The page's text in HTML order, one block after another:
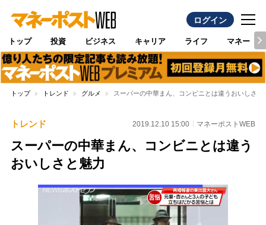
ログイン
トップ 投資 ビジネス キャリア ライフ マネー
トップ トレンド グルメ スーパーの中華まん、コンビニとは違うおいしさと
トレンド 2019.12.10 15:00 マネーポストWEB
スーパーの中華まん、コンビニとは違う
おいしさと魅力